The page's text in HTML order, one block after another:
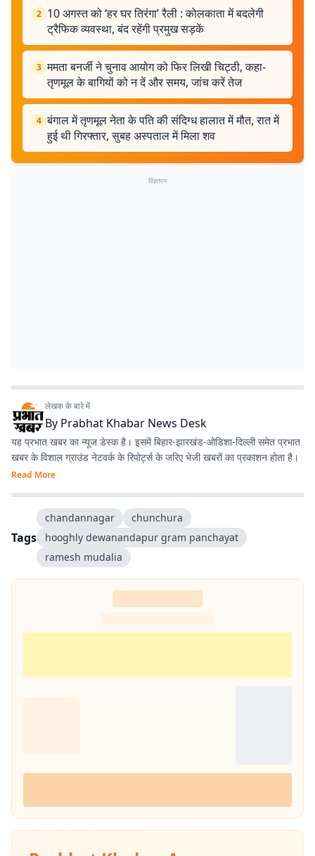
2 10 अगस्त को ‘हर घर तिरंगा’ रैली : कोलकाता में बदलेगी
ट्रैफिक व्यवस्था, बंद रहेंगी प्रमुख सड़कें
3 ममता बनर्जी ने चुनाव आयोग को फिर लिखी चिट्ठी, कहा-
तृणमूल के बागियों को न दें और समय, जांच करें तेज
4 बंगाल में तृणमूल नेता के पति की संदिग्ध हालात में मौत, रात में
हुई थी गिरफ्तार, सुबह अस्पताल में मिला शव
विज्ञापन
लेखक के बारे में
By Prabhat Khabar News Desk
यह प्रभात खबर का न्यूज डेस्क है। इसमें बिहार-झारखंड-ओडिशा-दिल्‍ली समेत प्रभात
खबर के विशाल ग्राउंड नेटवर्क के रिपोर्ट्स के जरिए भेजी खबरों का प्रकाशन होता है।
Read More
Tags
chandannagar
chunchura
hooghly dewanandapur gram panchayat
ramesh mudalia